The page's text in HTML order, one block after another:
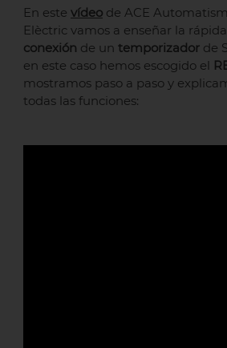
En este vídeo de ACE
Elèctric vamos a enseñar la rápida
conexión de un temporizador de
en este caso hemos escogido el
mostramos paso a paso y
todas las funciones: